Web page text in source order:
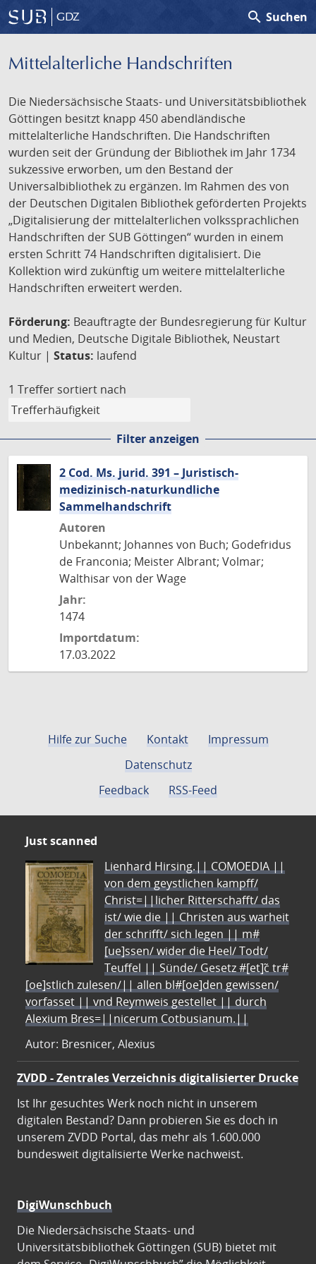
GDZ search Suchen
Mittelalterliche Handschriften
Die Niedersächsische Staats- und Universitätsbibliothek
Göttingen besitzt knapp 450 abendländische
mittelalterliche Handschriften. Die Handschriften
wurden seit der Gründung der Bibliothek im Jahr 1734
sukzessive erworben, um den Bestand der
Universalbibliothek zu ergänzen. Im Rahmen des von
der Deutschen Digitalen Bibliothek geförderten Projekts
„Digitalisierung der mittelalterlichen volkssprachlichen
Handschriften der SUB Göttingen“ wurden in einem
ersten Schritt 74 Handschriften digitalisiert. Die
Kollektion wird zukünftig um weitere mittelalterliche
Handschriften erweitert werden.
Förderung: Beauftragte der Bundesregierung für Kultur
und Medien, Deutsche Digitale Bibliothek, Neustart
Kultur | Status: laufend
1 Treffer sortiert nach
Filter anzeigen
2 Cod. Ms. jurid. 391 – Juristisch-
medizinisch-naturkundliche
Sammelhandschrift
Autoren
Unbekannt; Johannes von Buch; Godefridus
de Franconia; Meister Albrant; Volmar;
Walthisar von der Wage
Jahr:
1474
Importdatum:
17.03.2022
Hilfe zur Suche Kontakt
Impressum
Datenschutz
Feedback
RSS-Feed
Just scanned
Lienhard Hirsing.|| COMOEDIA ||
von dem geystlichen kampff/
Christ=||licher Ritterschafft/ das
ist/ wie die || Christen aus warheit
der schrifft/ sich legen || m#
[ue]ssen/ wider die Heel/ Todt/
Teuffel || Sünde/ Gesetz #[et]c̃ tr#
[oe]stlich zulesen/|| allen bl#[oe]den gewissen/
vorfasset || vnd Reymweis gestellet || durch
Alexium Bres=||nicerum Cotbusianum.||
Autor: Bresnicer, Alexius
ZVDD - Zentrales Verzeichnis digitalisierter Drucke
Ist Ihr gesuchtes Werk noch nicht in unserem
digitalen Bestand? Dann probieren Sie es doch in
unserem ZVDD Portal, das mehr als 1.600.000
bundesweit digitalisierte Werke nachweist.
DigiWunschbuch
Die Niedersächsische Staats- und
Universitätsbibliothek Göttingen (SUB) bietet mit